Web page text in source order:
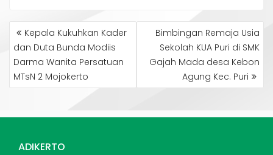
NAVIGASI
POSKepala Kukuhkan Kader
dan Duta Bunda Modiis
Darma Wanita Persatuan
MTsN 2 Mojokerto
Bimbingan Remaja Usia
Sekolah KUA Puri di SMK
Gajah Mada desa Kebon
Agung Kec. Puri
ADIKERTO